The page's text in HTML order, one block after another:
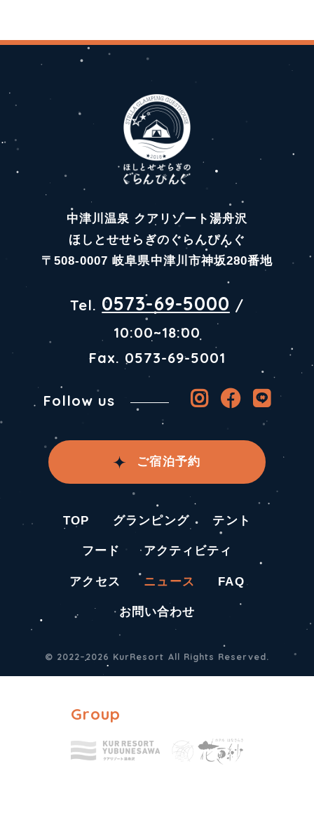
中津川温泉 クアリゾート湯舟沢
ほしとせせらぎのぐらんぴんぐ
〒508-0007 岐阜県中津川市神坂280番地
Tel. 0573-69-5000 /
10:00~18:00
Fax. 0573-69-5001
Follow us
ご宿泊予約
TOP グランピング テント
フード アクティビティ
アクセス ニュース FAQ
お問い合わせ
© 2022–2026 KurResort All Rights Reserved.
Group